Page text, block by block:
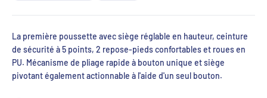
La première poussette avec siège réglable en hauteur, ceinture
de sécurité à 5 points, 2 repose-pieds confortables et roues en
PU. Mécanisme de pliage rapide à bouton unique et siège
pivotant également actionnable à l'aide d'un seul bouton.